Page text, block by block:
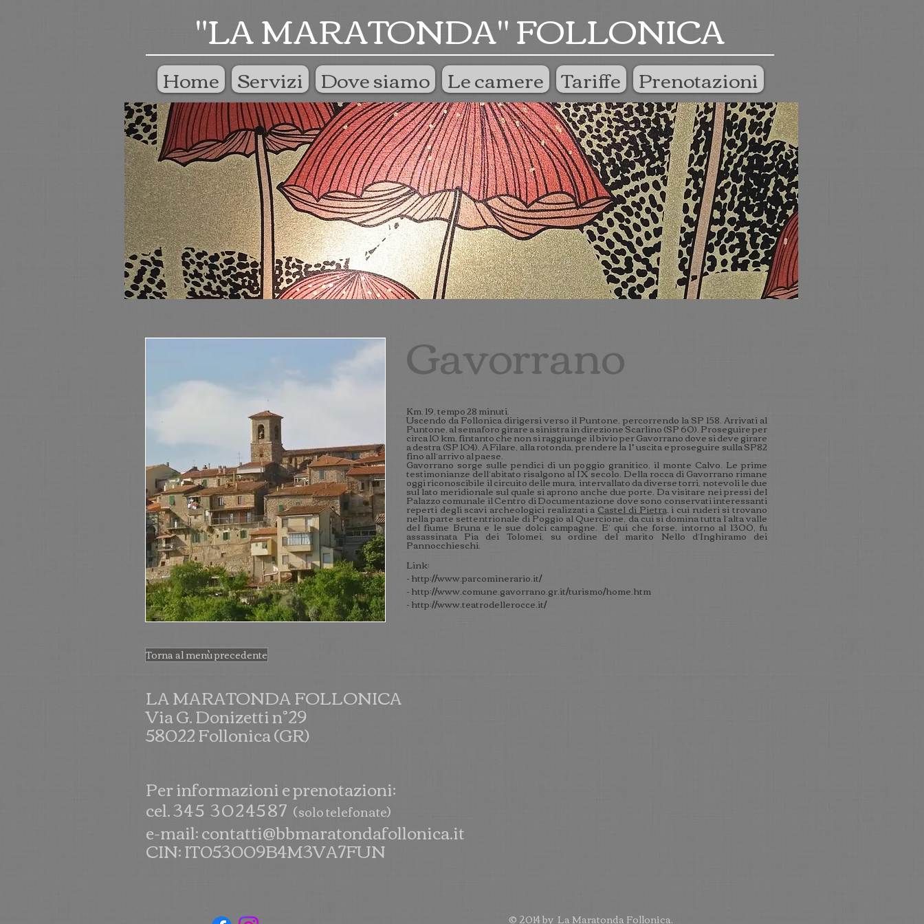
"LA MARATONDA" FOLLONICA
Home Servizi Dove siamo Le camere Tariffe Prenotazioni
Gavorrano
Km. 19, tempo 28 minuti.
Uscendo da Follonica dirigersi verso il Puntone, percorrendo la SP 158. Arrivati al
Puntone, al semaforo girare a sinistra in direzione Scarlino (SP 60). Proseguire per
circa 10 km, fintanto che non si raggiunge il bivio per Gavorrano dove si deve girare
a destra (SP 104). A Filare, alla rotonda, prendere la 1° uscita e proseguire sulla SP82
fino all’arrivo al paese.
Gavorrano sorge sulle pendici di un poggio granitico, il monte Calvo. Le prime
testimonianze dell’abitato risalgono al IX secolo. Della rocca di Gavorrano rimane
oggi riconoscibile il circuito delle mura, intervallato da diverse torri, notevoli le due
sul lato meridionale sul quale si aprono anche due porte. Da visitare nei pressi del
Palazzo comunale il Centro di Documentazione dove sono conservati interessanti
reperti degli scavi archeologici realizzati aCastel di Pietra, i cui ruderi si trovano
nella parte settentrionale di Poggio al Quercione, da cui si domina tutta l’alta valle
del fiume Bruna e le sue dolci campagne. E’ qui che forse, intorno al 1300, fu
assassinata Pia dei Tolomei, su ordine del marito Nello d’Inghiramo dei
Pannocchieschi.
Link:
-http://www.parcominerario.it/
-http://www.comune.gavorrano.gr.it/turismo/home.htm
-http://www.teatrodellerocce.it/
Torna al menù precedente
LA MARATONDA FOLLONICA
Via G. Donizetti n°29
58022 Follonica (GR)
Per informazioni e prenotazioni:
cel.345 3024587 (solo telefonate)
e-mail:contatti@bbmaratondafollonica.it
CIN: IT053009B4M3VA7FUN
© 2014 by La Maratonda Follonica.